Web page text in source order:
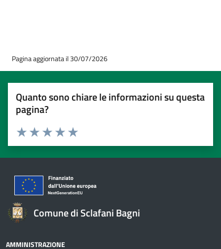
Pagina aggiornata il 30/07/2026
Quanto sono chiare le informazioni su questa
pagina?
Valuta 5 stelle su 5
Valuta 4 stelle su 5
Valuta 3 stelle su 5
Valuta 2 stelle su 5
Valuta 1 stelle su 5
Comune di Sclafani Bagni
AMMINISTRAZIONE